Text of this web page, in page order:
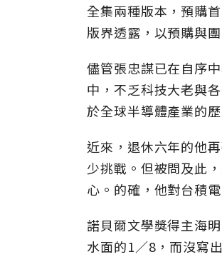
全集兩種版本，預購
版界透露，以預購與
儘管張忠謀已在自序
中，不乏科技大老與
於全球半導體產業的
近來，退休六年的他
少挑戰。但被問及此
心。的確，他對台積
諾貝爾文學獎得主海
水面的1／8，而沒寫